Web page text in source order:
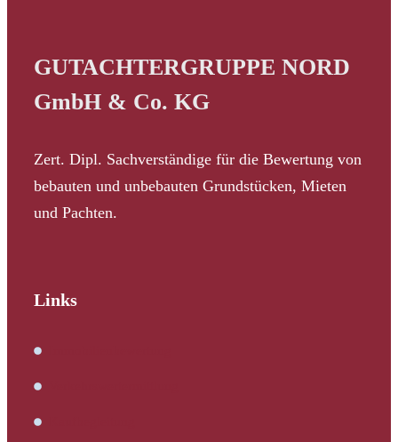
GUTACHTERGRUPPE NORD
GmbH & Co. KG
Zert. Dipl. Sachverständige für die Bewertung von
bebauten und unbebauten Grundstücken, Mieten
und Pachten.
Links